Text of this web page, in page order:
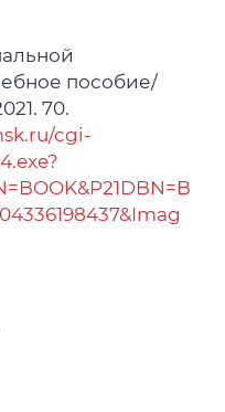
С. В. Гусакова,
основы
: тезисы
научной
июня 2024
– Минск :
978-985-881-648-
пособие/
70.
cgi-